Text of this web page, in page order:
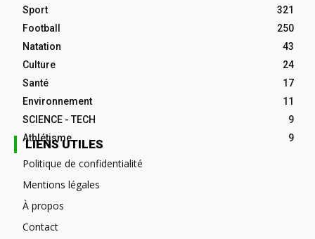
Sport
321
Football
250
Natation
43
Culture
24
Santé
17
Environnement
11
SCIENCE - TECH
9
Athlétisme
9
LIENS UTILES
Politique de confidentialité
Mentions légales
À propos
Contact